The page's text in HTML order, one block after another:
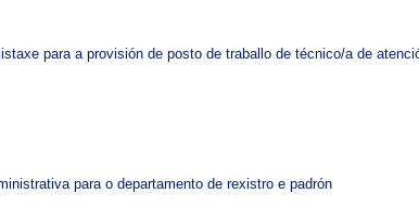
para a provisión de posto de traballo de técnico/a de
para o departamento de rexistro e padrón